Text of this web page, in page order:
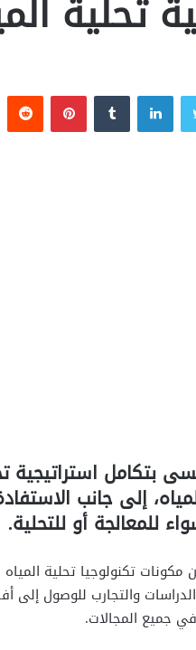
تحلية
لينكدإن بينتيريست
بتكامل استراتيجية
إلى جانب
للمعالجة أو للتحلية.
مكونات تكنولوجيا تحلية
والتجارب للوصول إلى
جميع المجالات.